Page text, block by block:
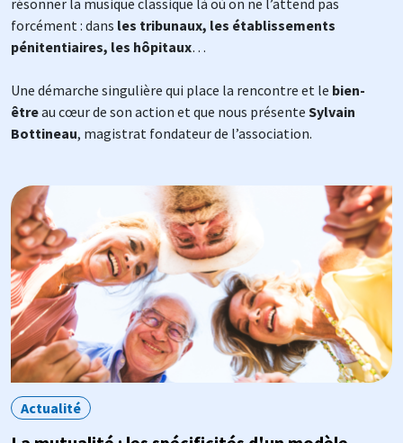
forcément : dans les tribunaux, les établissements
pénitentiaires, les hôpitaux…
Une démarche singulière qui place la rencontre et le bien-
êtreau cœur de son action et que nous présente Sylvain
Bottineau, magistrat fondateur de l’association.
Image
Actualité